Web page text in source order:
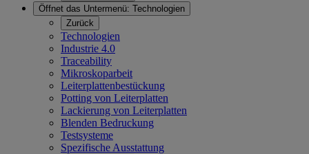
Öffnet das Untermenü: Technologien
Zurück
Technologien
Industrie 4.0
Traceability
Mikroskoparbeit
Leiterplattenbestückung
Potting von Leiterplatten
Lackierung von Leiterplatten
Blenden Bedruckung
Testsysteme
Spezifische Ausstattung